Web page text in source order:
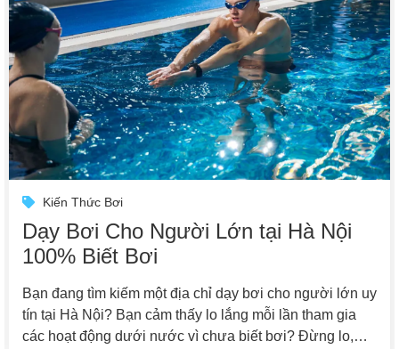
Kiến Thức Bơi
Tìm Khóa Dạy Bơi riêng Uy Tín tại
Tây Hồ? Trải Nghiệm Học 1 Kèm 1
Tại Octopool Ngay!
Bạn đang cần tìm nơi dạy bơi riêng, học bơi 1 kèm 1
hay khóa học bơi kèm riêng chất lượng cao? Octopool